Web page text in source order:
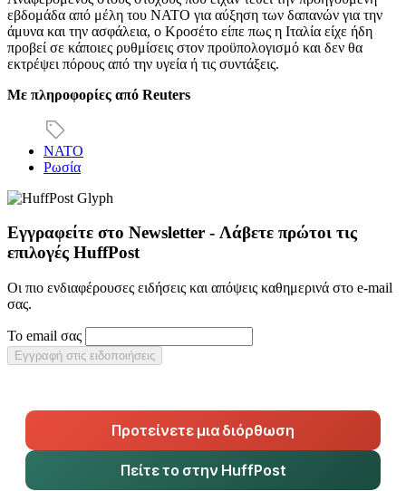
εβδομάδα από μέλη του ΝΑΤΟ για αύξηση των δαπανών για την
άμυνα και την ασφάλεια, ο Κροσέτο είπε πως η Ιταλία είχε ήδη
προβεί σε κάποιες ρυθμίσεις στον προϋπολογισμό και δεν θα
εκτρέψει πόρους από την υγεία ή τις συντάξεις.
Με πληροφορίες από Reuters
ΝΑΤΟ
Ρωσία
Εγγραφείτε στο Newsletter - Λάβετε πρώτοι τις
επιλογές HuffPost
Οι πιο ενδιαφέρουσες ειδήσεις και απόψεις καθημερινά στο e-mail
σας.
Το email σας
Εγγραφή στις ειδοποιήσεις
Προτείνετε μια διόρθωση
Πείτε το στην HuffPost